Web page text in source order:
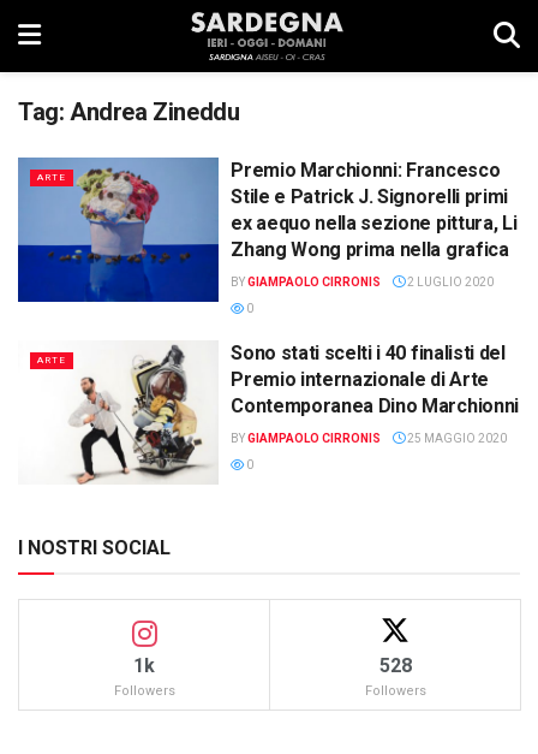
Tag: Andrea Zineddu
ARTE
Premio Marchionni: Francesco
Stile e Patrick J. Signorelli primi
ex aequo nella sezione pittura, Li
Zhang Wong prima nella grafica
BYGIAMPAOLO CIRRONIS
2 LUGLIO 2020
0
ARTE
Sono stati scelti i 40 finalisti del
Premio internazionale di Arte
Contemporanea Dino Marchionni
BYGIAMPAOLO CIRRONIS
25 MAGGIO 2020
0
I NOSTRI SOCIAL
1k
Followers
528
Followers